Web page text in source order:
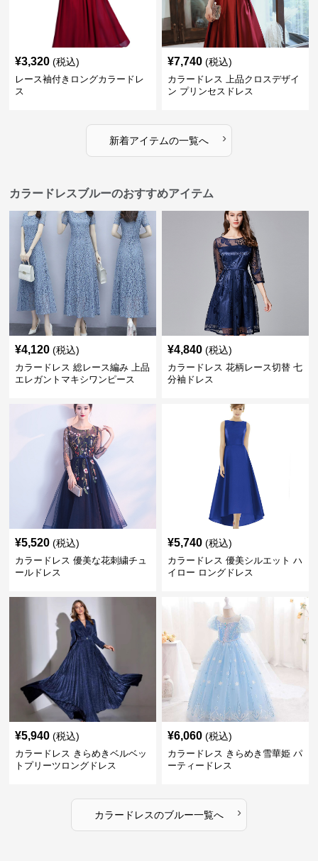
¥3,320 (税込)
レース袖付きロングカラードレ
ス
¥7,740 (税込)
カラードレス 上品クロスデザイ
ン プリンセスドレス
新着アイテムの一覧へ ›
カラードレスブルーのおすすめアイテム
¥4,120 (税込)
カラードレス 総レース編み 上品
エレガントマキシワンピース
¥4,840 (税込)
カラードレス 花柄レース切替 七
分袖ドレス
¥5,520 (税込)
カラードレス 優美な花刺繍チュ
ールドレス
¥5,740 (税込)
カラードレス 優美シルエット ハ
イロー ロングドレス
¥5,940 (税込)
カラードレス きらめきベルベッ
トプリーツロングドレス
¥6,060 (税込)
カラードレス きらめき雪華姫 パ
ーティードレス
カラードレスのブルー一覧へ ›